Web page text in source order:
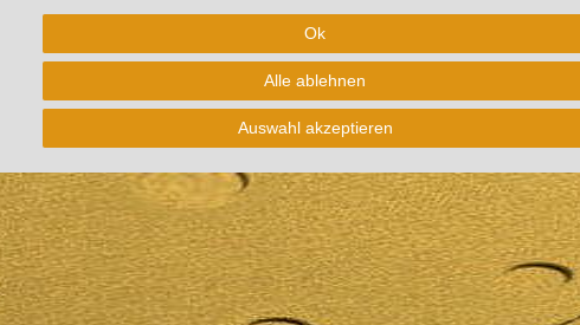
Ok
Alle ablehnen
Auswahl akzeptieren